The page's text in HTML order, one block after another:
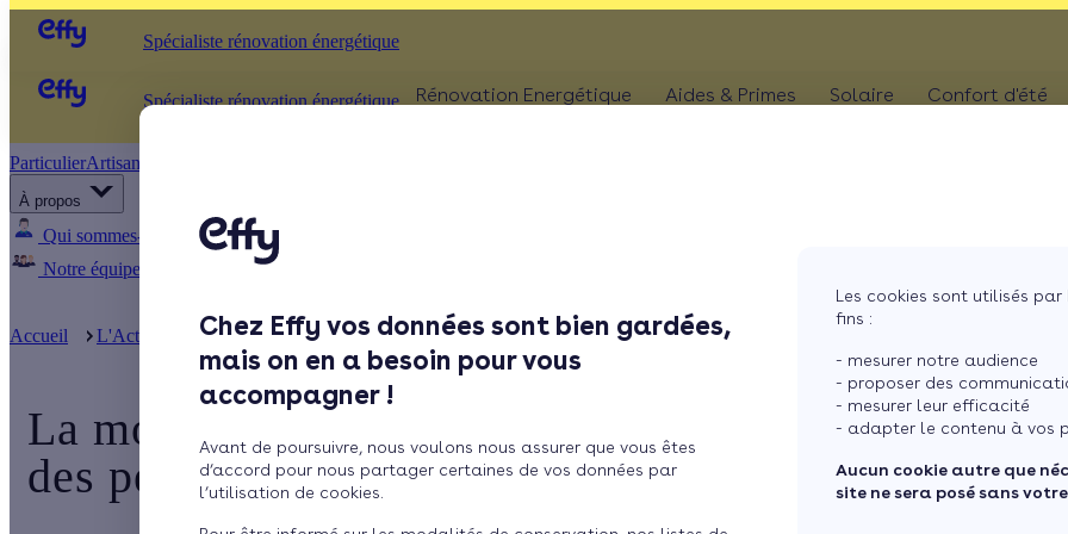
Chez Effy vos données sont bien gardées,
mais on en a besoin pour vous
accompagner !
Avant de poursuivre, nous voulons nous assurer que vous êtes
d’accord pour nous partager certaines de vos données par
l’utilisation de cookies.
Les cookies sont utilisés
fins :
- mesurer notre audience
- proposer des
- mesurer leur efficacité
- adapter le contenu à vos
Aucun cookie autre que
site ne sera posé sans
ParticulierArtisan / installateur
À propos
Qui sommes-nous ? Pourquoi Effy ?
Notre équipe
Rejoignez-nous
Spécialiste rénovation énergétique Rénovation Energétique
Sols
Chaudière
Dépannage chauffage
Aides & Primes
Aides chauffe-eau
thermodynamique
Solaire
Batterie panneaux
Confort d'été
Pergola
Store
Spécialiste rénovation énergétique
Accueil L'Actualité d'Effy La moitié des Français en télétravail méconte ...
La moitié des Français en télétravail mécontents
des performances de leur habitat